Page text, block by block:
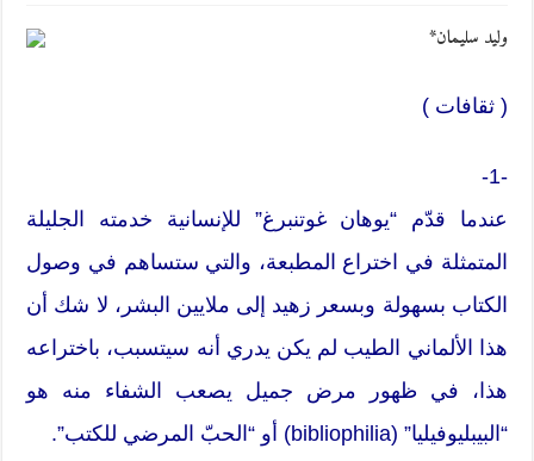
وليد سليمان*
( ثقافات )
-1-
عندما قدّم “يوهان غوتنبرغ” للإنسانية خدمته الجليلة
المتمثلة في اختراع المطبعة، والتي ستساهم في وصول
الكتاب بسهولة وبسعر زهيد إلى ملايين البشر، لا شك أن
هذا الألماني الطيب لم يكن يدري أنه سيتسبب، باختراعه
هذا، في ظهور مرض جميل يصعب الشفاء منه هو
“البيبليوفيليا” (bibliophilia) أو “الحبّ المرضي للكتب”.